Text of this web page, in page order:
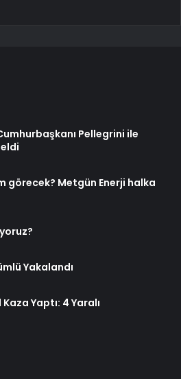
Pellegrini ile
görecek? Metgün Enerji halka
Yakalandı
Yaptı: 4 Yaralı